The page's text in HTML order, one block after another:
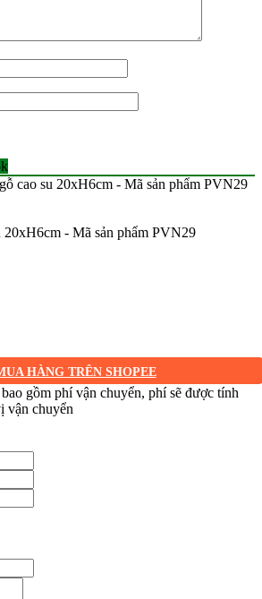
cao su 20xH6cm - Mã sản phẩm PVN29
20xH6cm - Mã sản phẩm PVN29
HÀNG TRÊN SHOPEE
gồm phí vận chuyển, phí sẽ được tính
vận chuyển